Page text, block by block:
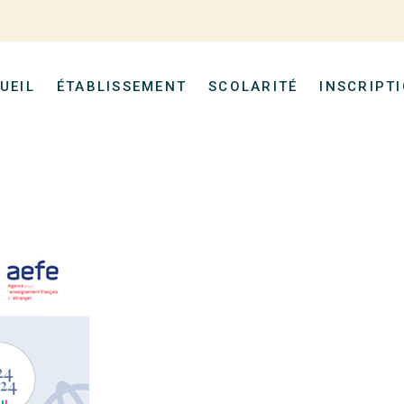
ÉTABLISSEMENT SCOLARITÉ